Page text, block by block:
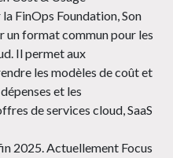
FinOps Foundation, Son
format commun pour les
Il permet aux
les modèles de coût et
et les
de services cloud, SaaS
2025. Actuellement Focus